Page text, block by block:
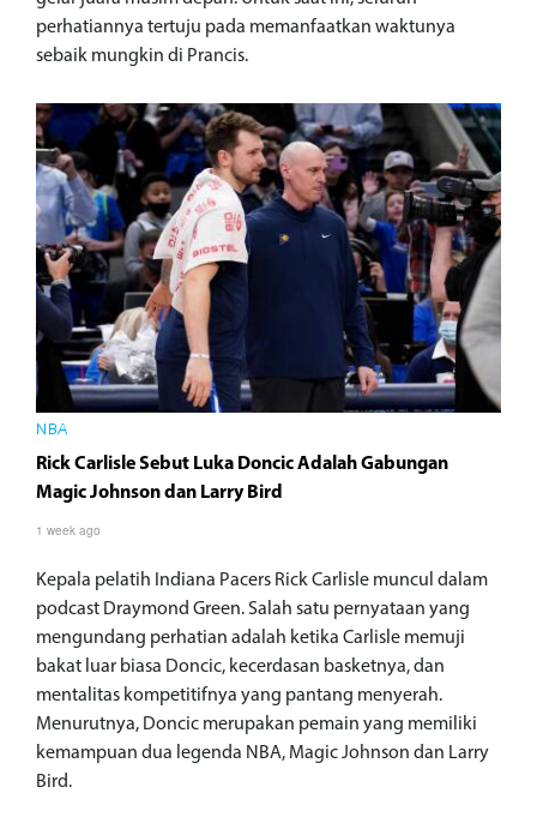
perhatiannya tertuju pada memanfaatkan waktunya
sebaik mungkin di Prancis.
NBA
Rick Carlisle Sebut Luka Doncic Adalah Gabungan
Magic Johnson dan Larry Bird
1 week ago
Kepala pelatih Indiana Pacers Rick Carlisle muncul dalam
podcast Draymond Green. Salah satu pernyataan yang
mengundang perhatian adalah ketika Carlisle memuji
bakat luar biasa Doncic, kecerdasan basketnya, dan
mentalitas kompetitifnya yang pantang menyerah.
Menurutnya, Doncic merupakan pemain yang memiliki
kemampuan dua legenda NBA, Magic Johnson dan Larry
Bird.